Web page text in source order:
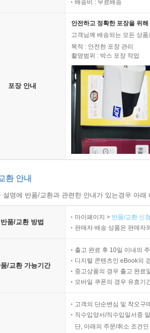
배송비 : 무료배송
포장 안내
안전하고 정확한 포장을 위
고객님께 배송되는 모든 상
목적 : 안전한 포장 관리
촬영범위 : 박스 포장 작업
환 안내
명에 반품/교환과 관련한 안내가 있는경우 아
반품/교환 방법
마이페이지 > 반품/교환 신
판매자 배송 상품은 판매자
/교환 가능기간
출고 완료 후 10일 이내의
디지털 콘텐츠인 eBook의
중고상품의 경우 출고 완료
모바일 쿠폰의 경우 유효기
고객의 단순변심 및 착오구
직수입양서/직수입일서중
단, 아래의 주문/취소 조건